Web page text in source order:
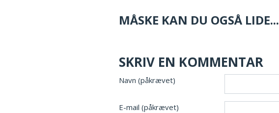
MÅSKE KAN DU OGSÅ LIDE...
SKRIV EN KOMMENTAR
Navn (påkrævet)
E-mail (påkrævet)